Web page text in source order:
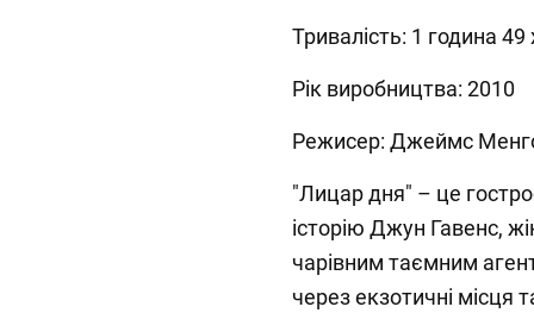
Тривалість: 1 година 49
Рік виробництва: 2010
Режисер: Джеймс
"Лицар дня" – це
історію Джун Гавенс,
чарівним таємним
через екзотичні місця